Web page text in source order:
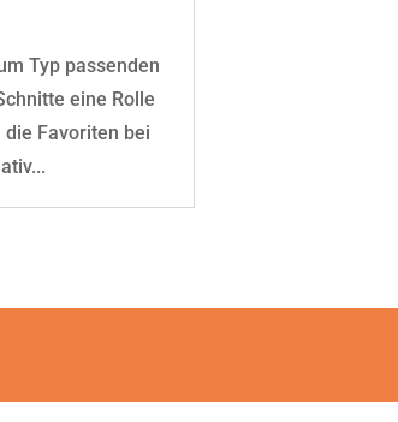
Typ passenden
eine Rolle
Favoriten bei